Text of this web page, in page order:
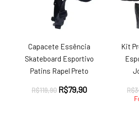
Capacete Essência
Skateboard Esportivo
Patins Rapel Preto
R$119,90 O
R$79,90O
Kit
R$